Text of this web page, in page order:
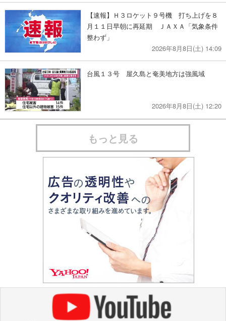
【速報】Ｈ３ロケット９号機 打ち上げを８
月１１日早朝に再延期 ＪＡＸＡ「気象条件
整わず」
2026年8月8日(土) 14:09
台風１３号 屋久島と奄美地方は強風域
2026年8月8日(土) 12:20
もっと見る